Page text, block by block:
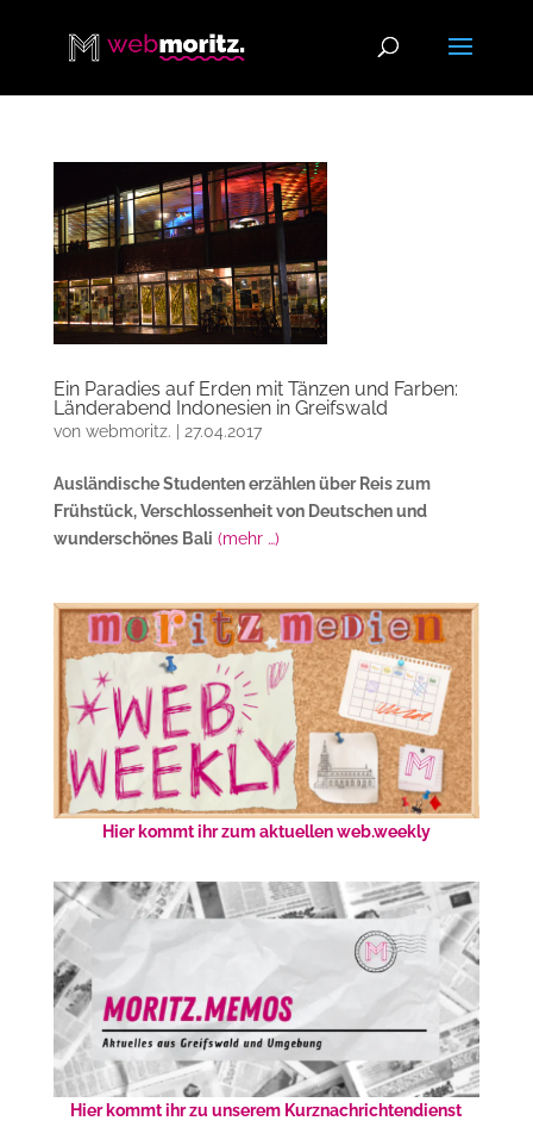
Ein Paradies auf Erden mit Tänzen und Farben:
Länderabend Indonesien in Greifswald
von webmoritz. 27.04.2017
Ausländische Studenten erzählenüber Reis zum
Frühstück, Verschlossenheit von Deutschen und
wunderschönes Bali (mehr …)
Hier kommt ihr zum aktuellen web.weekly
Hier kommt ihr zu unserem Kurznachrichtendienst